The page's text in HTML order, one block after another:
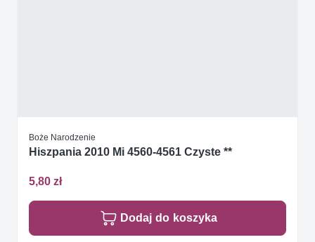
Boże Narodzenie
Hiszpania 2010 Mi 4560-4561 Czyste **
5,80 zł
Dodaj do koszyka